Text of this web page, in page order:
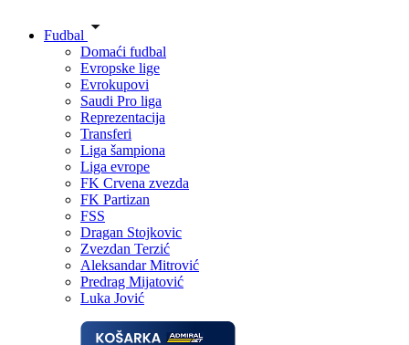
Fudbal
Domaći fudbal
Evropske lige
Evrokupovi
Saudi Pro liga
Reprezentacija
Transferi
Liga šampiona
Liga evrope
FK Crvena zvezda
FK Partizan
FSS
Dragan Stojkovic
Zvezdan Terzić
Aleksandar Mitrović
Predrag Mijatović
Luka Jović